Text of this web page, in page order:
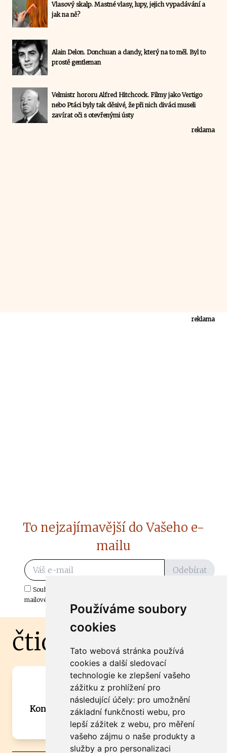
Používáme soubory
cookies
Tato webová stránka používá
cookies a další sledovací
technologie ke zlepšení vašeho
zážitku z prohlížení pro
následující účely: pro umožnění
základní funkčnosti webu, pro
lepší zážitek z webu, pro měření
vašeho zájmu o naše produkty a
služby a pro personalizaci
Vlasový skalp. Mastné vlasy, lupy, jejich vypadávání a
jak na ně?
Alain Delon. Donchuan a dandy, který na to měl. Byl to
prostě gentleman
Velmistr hororu Alfred Hitchcock. Filmy jako Vertigo
nebo Ptáci byly tak děsivé, že při nich diváci museli
zavírat oči s otevřenými ústy
reklama
reklama
To nejzajímavější do Vašeho e-
mailu
Odebírat
Souhlasím s odběrem důležitých zpráv ze ČtiDoma.cz do mé e-
mailové schránky.
čtidoma.cz
Máte zajímavou informaci? Chcete
spolupracovat?
Kontaktujte šéfredaktora Martina Chalupu:
chalupa@ctidoma.cz